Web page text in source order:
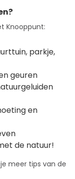
Knooppunt:
parkje,
geuren
en
de natuur!
meer tips van de